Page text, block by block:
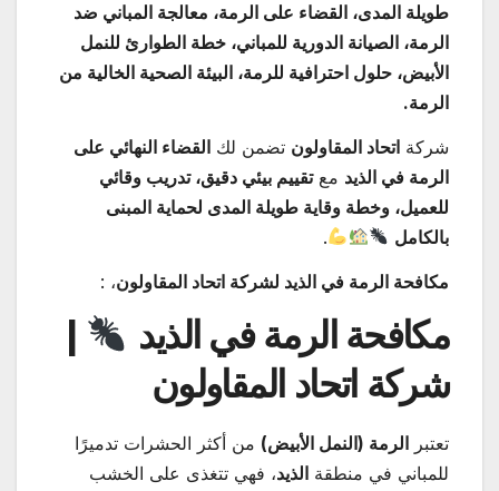
طويلة المدى، القضاء على الرمة، معالجة المباني ضد
الرمة، الصيانة الدورية للمباني، خطة الطوارئ للنمل
الأبيض، حلول احترافية للرمة، البيئة الصحية الخالية من
الرمة.
شركة اتحاد المقاولون تضمن لك القضاء النهائي على
الرمة في الذيد معتقييم بيئي دقيق، تدريب وقائي
للعميل، وخطة وقاية طويلة المدى لحماية المبنى
بالكامل
.
مكافحة الرمة في الذيد لشركة اتحاد المقاولون، :
مكافحة الرمة في الذيد
|
شركة اتحاد المقاولون
تعتبر الرمة (النمل الأبيض) من أكثر الحشرات تدميرًا
للمباني في منطقة الذيد، فهي تتغذى على الخشب